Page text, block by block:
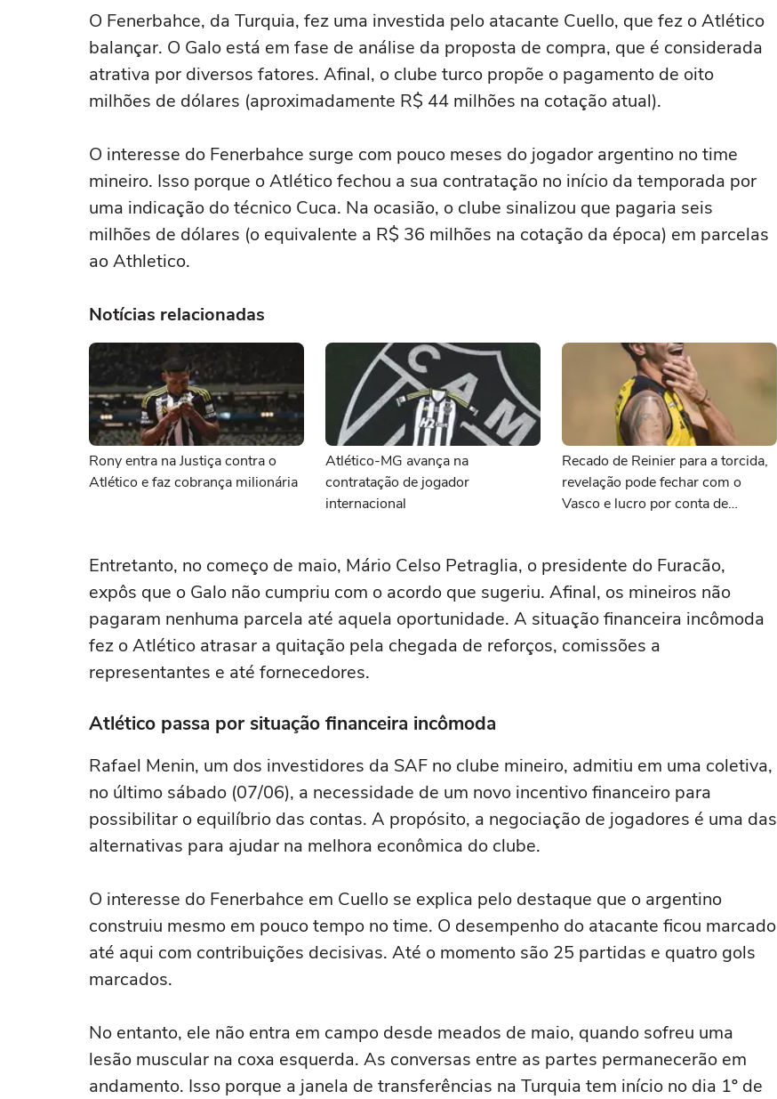
O Fenerbahce, da Turquia, fez uma investida pelo atacante Cuello, que fez o Atlético
balançar. O Galo está em fase de análise da proposta de compra, que é considerada
atrativa por diversos fatores. Afinal, o clube turco propõe o pagamento de oito
milhões de dólares (aproximadamente R$ 44 milhões na cotação atual).
O interesse do Fenerbahce surge com pouco meses do jogador argentino no time
mineiro. Isso porque o Atlético fechou a sua contratação no início da temporada por
uma indicação do técnico Cuca. Na ocasião, o clube sinalizou que pagaria seis
milhões de dólares (o equivalente a R$ 36 milhões na cotação da época) em parcelas
ao Athletico.
Notícias relacionadas
Rony entra na Justiça contra o
Atlético e faz cobrança milionária
Atlético-MG avança na
contratação de jogador
internacional
Recado de Reinier para a torcida,
revelação pode fechar com o
Vasco e lucro por conta de
Entretanto, no começo de maio, Mário Celso Petraglia, o presidente do Furacão,
expôs que o Galo não cumpriu com o acordo que sugeriu. Afinal, os mineiros não
pagaram nenhuma parcela até aquela oportunidade. A situação financeira incômoda
fez o Atlético atrasar a quitação pela chegada de reforços, comissões a
representantes e até fornecedores.
Atlético passa por situação financeira incômoda
Rafael Menin, um dos investidores da SAF no clube mineiro, admitiu em uma coletiva,
no último sábado (07/06), a necessidade de um novo incentivo financeiro para
possibilitar o equilíbrio das contas. A propósito, a negociação de jogadores é uma das
alternativas para ajudar na melhora econômica do clube.
O interesse do Fenerbahce em Cuello se explica pelo destaque que o argentino
construiu mesmo em pouco tempo no time. O desempenho do atacante ficou marcado
até aqui com contribuições decisivas. Até o momento são 25 partidas e quatro gols
marcados.
No entanto, ele não entra em campo desde meados de maio, quando sofreu uma
lesão muscular na coxa esquerda. As conversas entre as partes permanecerão em
andamento. Isso porque a janela de transferências na Turquia tem início no dia 1º de